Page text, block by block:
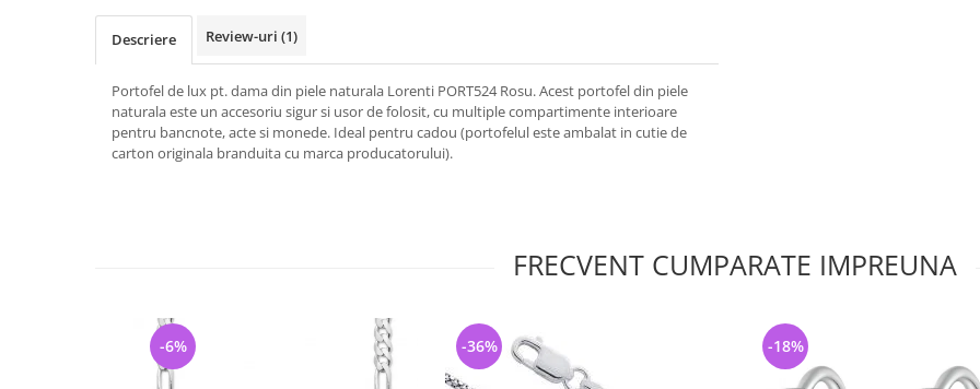
Descriere Review-uri (1)
Portofel de lux pt. dama din piele naturala Lorenti PORT524 Rosu. Acest portofel din piele
naturala este un accesoriu sigur si usor de folosit, cu multiple compartimente interioare
pentru bancnote, acte si monede. Ideal pentru cadou (portofelul este ambalat in cutie de
carton originala branduita cu marca producatorului).
FRECVENT CUMPARATE IMPREUNA
-6% -36% -18%